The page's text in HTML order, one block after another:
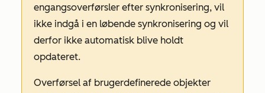
engangsoverførsler efter synkronisering, vil
ikke indgå i en løbende synkronisering og vil
derfor ikke automatisk blive holdt
opdateret.
Overførsel af brugerdefinerede objekter